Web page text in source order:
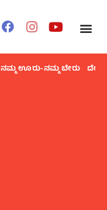
ನಮ್ಮ ಊರು-ನಮ್ಮ ಬೇರು ದೇಶ